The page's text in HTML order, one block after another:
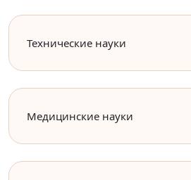
Технические науки
Медицинские науки